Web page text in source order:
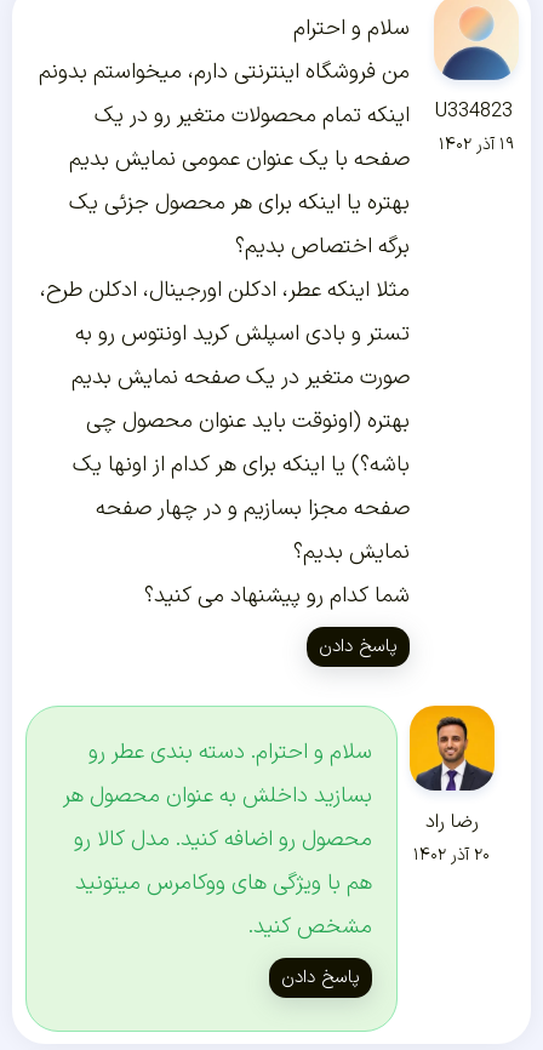
U334823
۱۹ آذر ۱۴۰۲
سلام و احترام
من فروشگاه اینترنتی دارم، میخواستم بدونم
اینکه تمام محصولات متغیر رو در یک
صفحه با یک عنوان عمومی نمایش بدیم
بهتره یا اینکه برای هر محصول جزئی یک
برگه اختصاص بدیم؟
مثلا اینکه عطر، ادکلن اورجینال، ادکلن طرح،
تستر و بادی اسپلش کرید اونتوس رو به
صورت متغیر در یک صفحه نمایش بدیم
بهتره (اونوقت باید عنوان محصول چی
باشه؟) یا اینکه برای هر کدام از اونها یک
صفحه مجزا بسازیم و در چهار صفحه
نمایش بدیم؟
شما کدام رو پیشنهاد می کنید؟
پاسخ دادن
رضا راد
۲۰ آذر ۱۴۰۲
سلام و احترام. دسته بندی عطر رو
بسازید داخلش به عنوان محصول هر
محصول رو اضافه کنید. مدل کالا رو
هم با ویژگی های ووکامرس میتونید
مشخص کنید.
پاسخ دادن